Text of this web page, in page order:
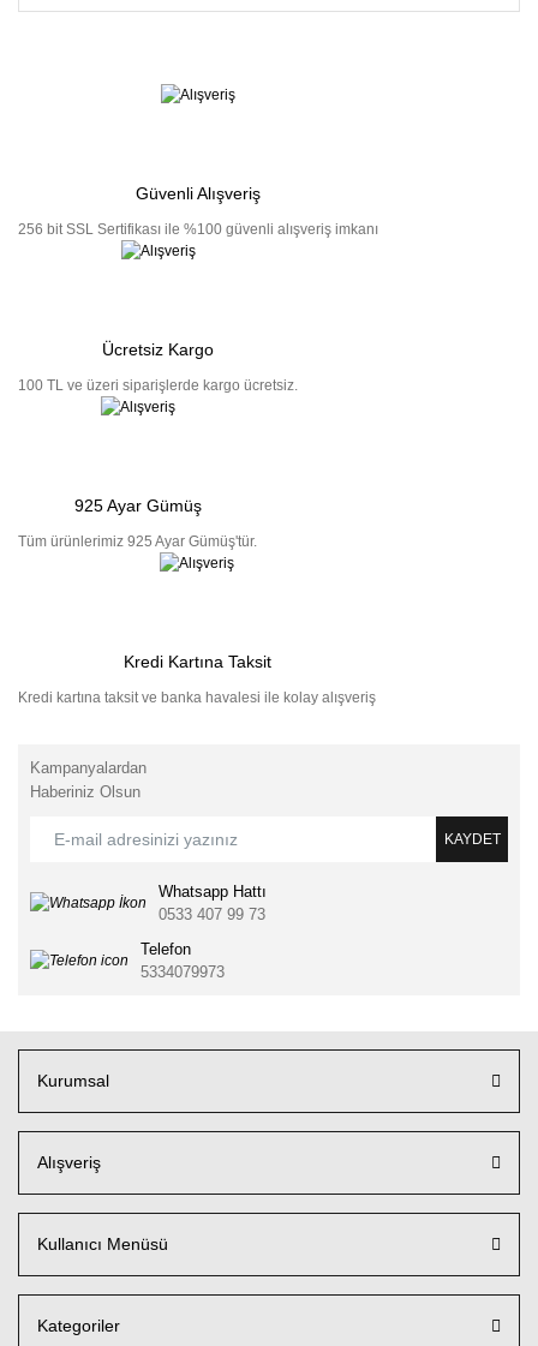
Güvenli Alışveriş
256 bit SSL Sertifikası ile %100 güvenli alışveriş imkanı
Ücretsiz Kargo
100 TL ve üzeri siparişlerde kargo ücretsiz.
925 Ayar Gümüş
Tüm ürünlerimiz 925 Ayar Gümüş'tür.
Kredi Kartına Taksit
Kredi kartına taksit ve banka havalesi ile kolay alışveriş
Kampanyalardan
Haberiniz Olsun
KAYDET
Whatsapp Hattı
0533 407 99 73
Telefon
5334079973
Kurumsal
Alışveriş
Kullanıcı Menüsü
Kategoriler